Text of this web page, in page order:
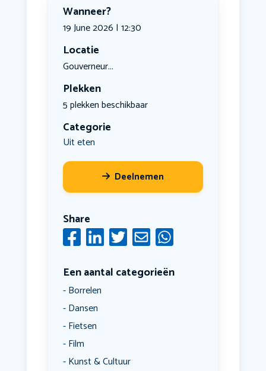
Wanneer?
19 June 2026 | 12:30
Locatie
Gouverneur...
Plekken
5 plekken beschikbaar
Categorie
Uit eten
Deelnemen
Share
Een aantal categorieën
Borrelen
Dansen
Fietsen
Film
Kunst & Cultuur